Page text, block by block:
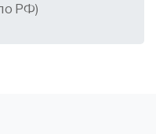
РФ)